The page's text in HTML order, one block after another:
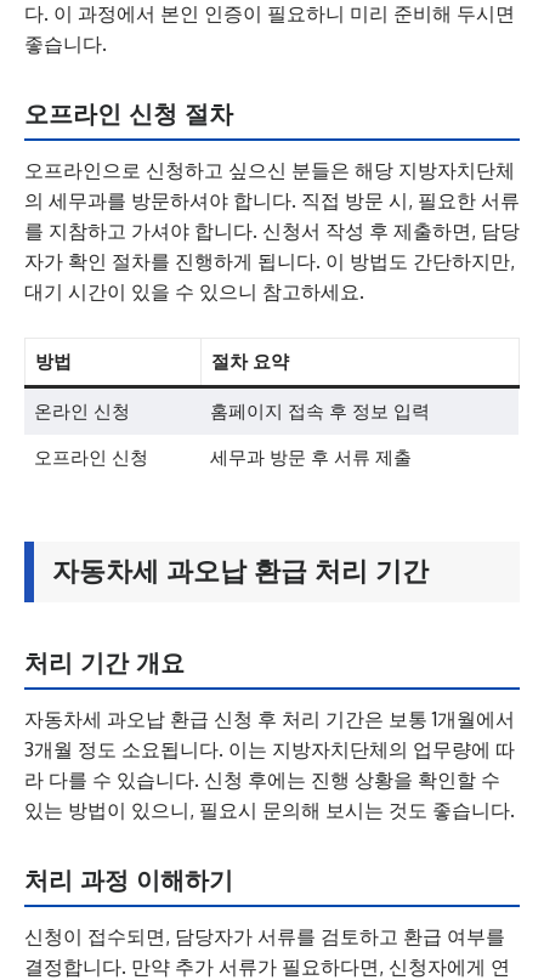
다. 이 과정에서 본인 인증이 필요하니 미리 준비해 두시면
좋습니다.
오프라인 신청 절차
오프라인으로 신청하고 싶으신 분들은 해당 지방자치단체
의 세무과를 방문하셔야 합니다. 직접 방문 시, 필요한 서류
를 지참하고 가셔야 합니다. 신청서 작성 후 제출하면, 담당
자가 확인 절차를 진행하게 됩니다. 이 방법도 간단하지만,
대기 시간이 있을 수 있으니 참고하세요.
방법 절차 요약
온라인 신청 홈페이지 접속 후 정보 입력
오프라인 신청 세무과 방문 후 서류 제출
자동차세 과오납 환급 처리 기간
처리 기간 개요
자동차세 과오납 환급 신청 후 처리 기간은 보통 1개월에서
3개월 정도 소요됩니다. 이는 지방자치단체의 업무량에 따
라 다를 수 있습니다. 신청 후에는 진행 상황을 확인할 수
있는 방법이 있으니, 필요시 문의해 보시는 것도 좋습니다.
처리 과정 이해하기
신청이 접수되면, 담당자가 서류를 검토하고 환급 여부를
결정합니다. 만약 추가 서류가 필요하다면, 신청자에게 연